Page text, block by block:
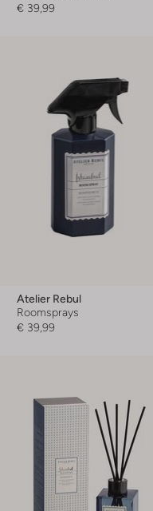
€ 39,99
Atelier Rebul
Roomsprays
€ 39,99